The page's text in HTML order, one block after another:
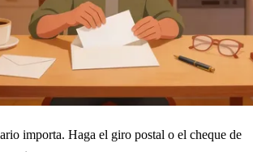
importa. Haga el giro postal o el cheque de